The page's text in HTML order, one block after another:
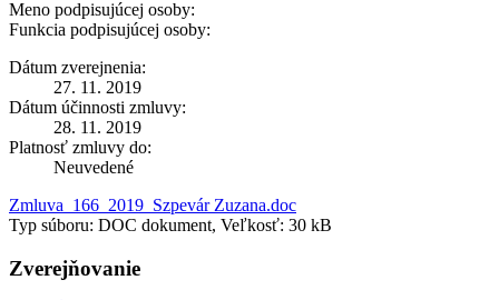
Meno podpisujúcej osoby:
Funkcia podpisujúcej osoby:
Dátum zverejnenia:
27. 11. 2019
Dátum účinnosti zmluvy:
28. 11. 2019
Platnosť zmluvy do:
Neuvedené
Zmluva_166_2019_Szpevár Zuzana.doc
Typ súboru: DOC dokument, Veľkosť: 30 kB
Zverejňovanie